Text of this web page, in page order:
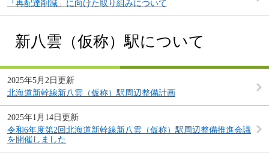
「再配達削減」に向けた取り組みについて
新八雲（仮称）駅について
2025年5月2日更新
北海道新幹線新八雲（仮称）駅周辺整備計画
2025年1月14日更新
令和6年度第2回北海道新幹線新八雲（仮称）駅周辺整備推進会議
を開催しました